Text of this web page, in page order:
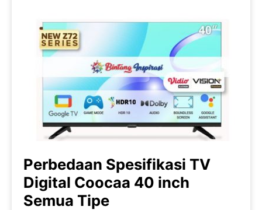
Perbedaan Spesifikasi TV
Digital Coocaa 40 inch
Semua Tipe